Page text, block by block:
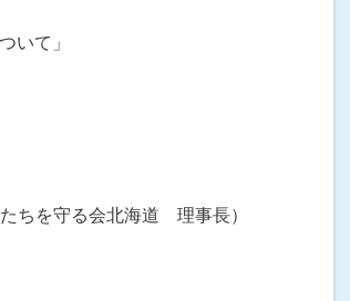
いて」
を守る会北海道 理事長）